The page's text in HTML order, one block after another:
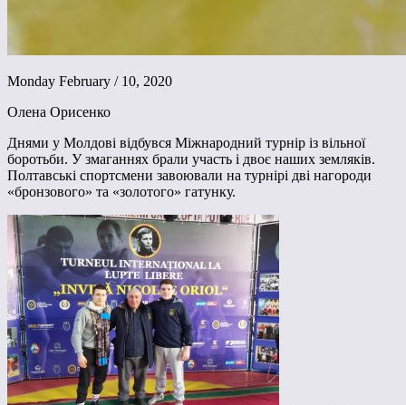
Monday February / 10, 2020
Олена Орисенко
Днями у Молдові відбувся Міжнародний турнір із вільної
боротьби. У змаганнях брали участь і двоє наших земляків.
Полтавські спортсмени завоювали на турнірі дві нагороди
«бронзового» та «золотого» гатунку.